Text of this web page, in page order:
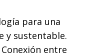
para una
y sustentable.
entre